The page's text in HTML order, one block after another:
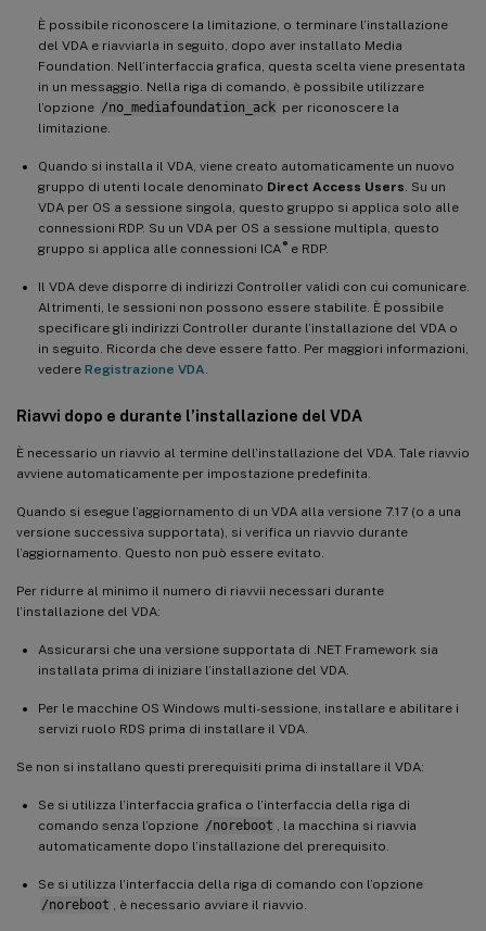
È possibile riconoscere la limitazione, o terminare l’installazione
del VDA e riavviarla in seguito, dopo aver installato Media
Foundation. Nell’interfaccia grafica, questa scelta viene presentata
in un messaggio. Nella riga di comando, è possibile utilizzare
l’opzione /no_mediafoundation_ack per riconoscere la
limitazione.
Quando si installa il VDA, viene creato automaticamente un nuovo
gruppo di utenti locale denominato Direct Access Users . Su un
VDA per OS a sessione singola, questo gruppo si applica solo alle
connessioni RDP. Su un VDA per OS a sessione multipla, questo
gruppo si applica alle connessioni ICA ®e RDP.
Il VDA deve disporre di indirizzi Controller validi con cui comunicare.
Altrimenti, le sessioni non possono essere stabilite. È possibile
specificare gli indirizzi Controller durante l’installazione del VDA o
in seguito. Ricorda che deve essere fatto. Per maggiori informazioni,
vedere Registrazione VDA
Riavvi dopo e durante l’installazione del VDA
È necessario un riavvio al termine dell’installazione del VDA. Tale riavvio
avviene automaticamente per impostazione predefinita.
Quando si esegue l’aggiornamento di un VDA alla versione 7.17 (o a una
versione successiva supportata), si verifica un riavvio durante
l’aggiornamento. Questo non può essere evitato.
Per ridurre al minimo il numero di riavvii necessari durante
l’installazione del VDA:
Assicurarsi che una versione supportata di .NET Framework sia
installata prima di iniziare l’installazione del VDA.
Per le macchine OS Windows multi-sessione, installare e abilitare i
servizi ruolo RDS prima di installare il VDA.
Se non si installano questi prerequisiti prima di installare il VDA:
Se si utilizza l’interfaccia grafica o l’interfaccia della riga di
comando senza l’opzione /noreboot
, la macchina si riavvia
automaticamente dopo l’installazione del prerequisito.
Se si utilizza l’interfaccia della riga di comando con l’opzione
/noreboot
, è necessario avviare il riavvio.